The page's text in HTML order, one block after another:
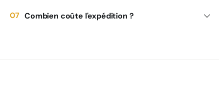
Combien coûte l'expédition ?